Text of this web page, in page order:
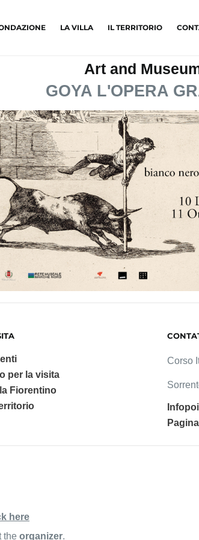
LA VILLA IL TERRITORIO
Art and
GOYA L'OPERA
per la visita
Fiorentino
Corso
here
the organizer.